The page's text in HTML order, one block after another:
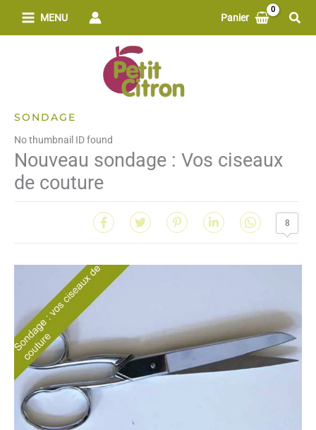
MENU Panier
SONDAGE
No thumbnail ID found
Nouveau sondage : Vos ciseaux
de couture
8